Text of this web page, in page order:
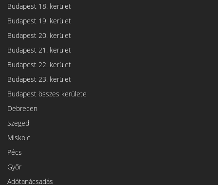
Budapest 18. kerület
Budapest 19. kerület
Budapest 20. kerület
Budapest 21. kerület
Budapest 22. kerület
Budapest 23. kerület
Budapest összes kerülete
Debrecen
Szeged
Miskolc
Pécs
Győr
Adótanácsadás